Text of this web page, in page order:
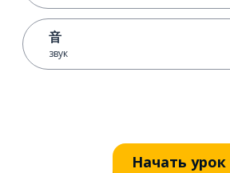
音
звук
Начать урок